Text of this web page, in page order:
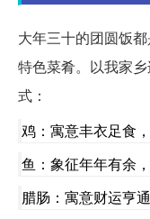
大年三十的团圆饭
特色菜肴。以我家
式：
鸡：寓意丰衣足食，
鱼：象征年年有余，
腊肠：寓意财运亨